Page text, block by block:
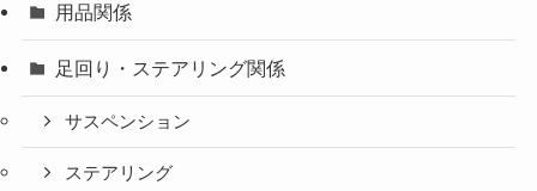
用品関係
足回り・ステアリング関係
サスペンション
ステアリング